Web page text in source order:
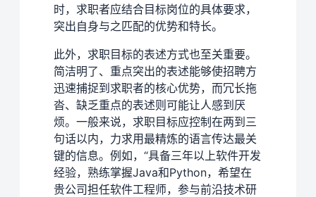
时，求职者应结合目标岗位的具体要求，
突出自身与之匹配的优势和特长。
此外，求职目标的表述方式也至关重要。
简洁明了、重点突出的表述能够使招聘方
迅速捕捉到求职者的核心优势，而冗长拖
沓、缺乏重点的表述则可能让人感到厌
烦。一般来说，求职目标应控制在两到三
句话以内，力求用最精炼的语言传达最关
键的信息。例如，“具备三年以上软件开发
经验，熟练掌握Java和Python，希望在
贵公司担任软件工程师，参与前沿技术研